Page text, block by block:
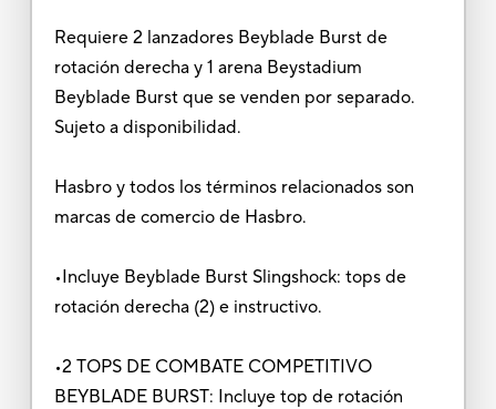
Requiere 2 lanzadores Beyblade Burst de
rotación derecha y 1 arena Beystadium
Beyblade Burst que se venden por separado.
Sujeto a disponibilidad.
Hasbro y todos los términos relacionados son
marcas de comercio de Hasbro.
•Incluye Beyblade Burst Slingshock: tops de
rotación derecha (2) e instructivo.
•2 TOPS DE COMBATE COMPETITIVO
BEYBLADE BURST: Incluye top de rotación